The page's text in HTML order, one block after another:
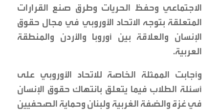
الاجتماعي وحفظ الحريات وطرق صنع القرارات
المتعلقة بتوجه الاتحاد الأوروبي في مجال حقوق
الإنسان والعلاقة بين أوروبا والأردن والمنطقة
العربية.
وأجابت الممثلة الخاصة للاتحاد الأوروبي على
أسئلة الطلاب فيما يتعلق بانتهاك حقوق الإنسان
في غزة والضفة الغربية ولبنان وحماية الصحفيين